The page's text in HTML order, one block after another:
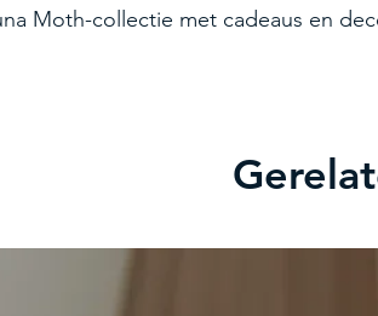
Moth-collectie met cadeaus en